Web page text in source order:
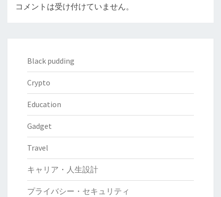
コメントは受け付けていません。
Black pudding
Crypto
Education
Gadget
Travel
キャリア・人生設計
プライバシー・セキュリティ